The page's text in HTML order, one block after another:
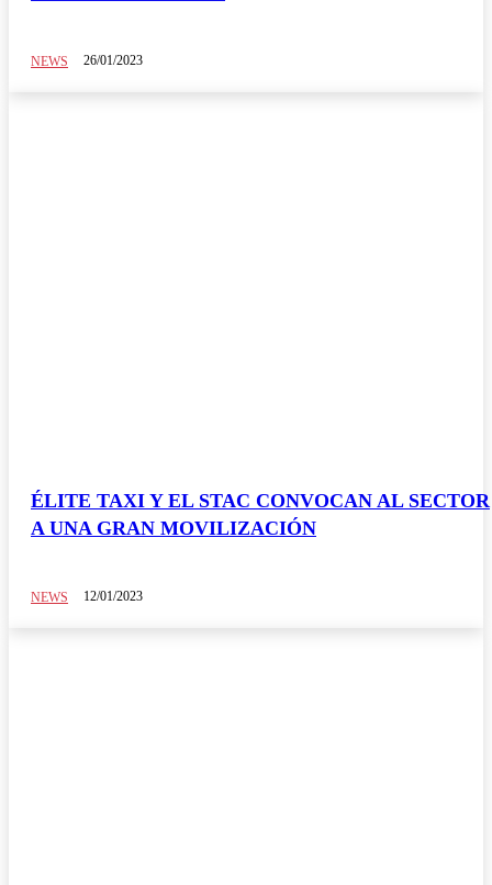
NEWS 26/01/2023
ÉLITE TAXI Y EL STAC CONVOCAN AL SECTOR
A UNA GRAN MOVILIZACIÓN
NEWS 12/01/2023